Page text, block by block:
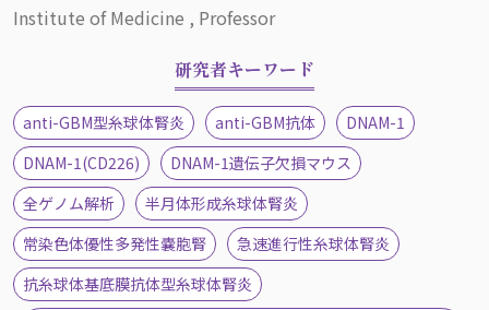
Institute of Medicine , Professor
研究者キーワード
anti-GBM型糸球体腎炎 anti-GBM抗体
DNAM-1
DNAM-1(CD226)
DNAM-1遺伝子欠損マウス
全ゲノム解析
半月体形成糸球体腎炎
常染色体優性多発性嚢胞腎
急速進行性糸球体腎炎
抗糸球体基底膜抗体型糸球体腎炎